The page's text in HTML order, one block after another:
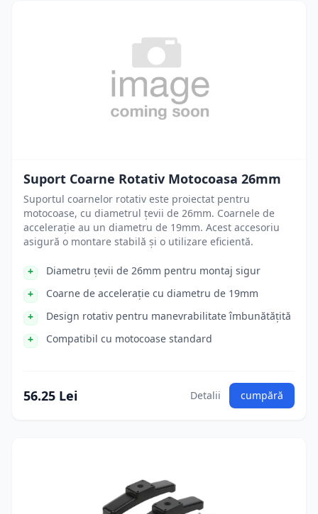
Suport Coarne Rotativ Motocoasa 26mm
Suportul coarnelor rotativ este proiectat pentru
motocoase, cu diametrul țevii de 26mm. Coarnele de
accelerație au un diametru de 19mm. Acest accesoriu
asigură o montare stabilă și o utilizare eficientă.
Diametru țevii de 26mm pentru montaj sigur
Coarne de accelerație cu diametru de 19mm
Design rotativ pentru manevrabilitate îmbunătățită
Compatibil cu motocoase standard
56.25 Lei Detalii cumpără